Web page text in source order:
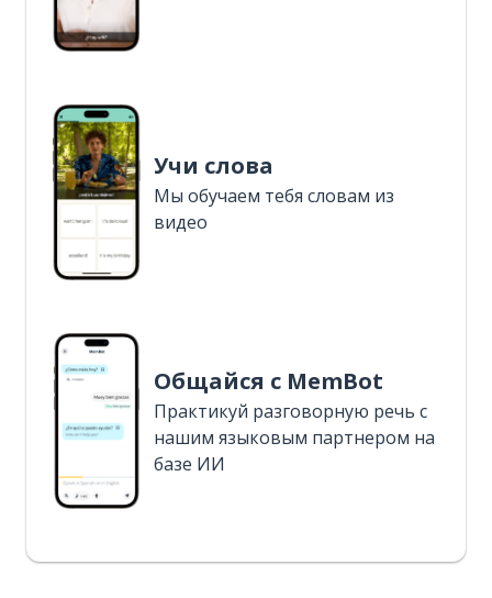
Учи слова
Мы обучаем тебя словам из
видео
Общайся с MemBot
Практикуй разговорную речь с
нашим языковым партнером на
базе ИИ